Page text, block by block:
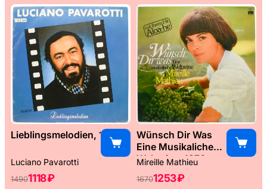
Lieblingsmelodien, 1989
Luciano Pavarotti
14901118 ₽
Wünsch Dir Was
Eine Musikaliche
Weltreise, 1976
Mireille Mathieu
16701253 ₽